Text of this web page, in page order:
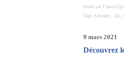
Posté par
Tags: Ukraine
9 mars 2021
Découvrez